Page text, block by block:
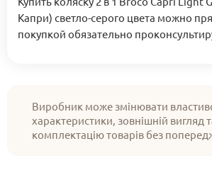
Капри) светло-серого цвета можно
покупкой обязательно
Виробник може змінювати
характеристики, зовнішній вигляд
комплектацію товарів без